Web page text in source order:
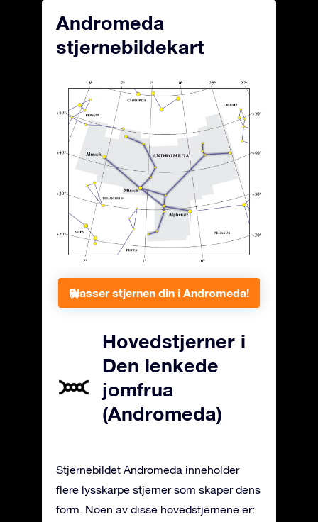
Andromeda
stjernebildekart
Plasser stjernen din i Andromeda!
Hovedstjerner i
Den lenkede
jomfrua
(Andromeda)
Stjernebildet Andromeda inneholder
flere lysskarpe stjerner som skaper dens
form. Noen av disse hovedstjernene er: